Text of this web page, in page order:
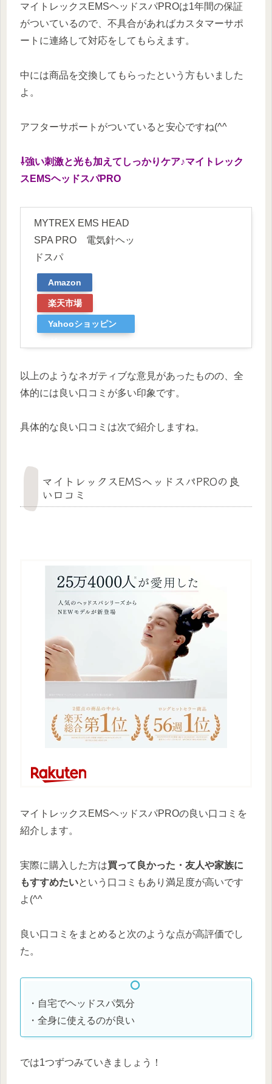
マイトレックスEMSヘッドスパPROは1年間の保証
がついているので、不具合があればカスタマーサポ
ートに連絡して対応をしてもらえます。
中には商品を交換してもらったという方もいました
よ。
アフターサポートがついていると安心ですね(^^
⇩強い刺激と光も加えてしっかりケア♪マイトレック
スEMSヘッドスパPRO
MYTREX EMS HEAD
SPA PRO 電気針ヘッ
ドスパ
Amazon
楽天市場
Yahooショッピン
以上のようなネガティブな意見があったものの、全
体的には良い口コミが多い印象です。
具体的な良い口コミは次で紹介しますね。
マイトレックスEMSヘッドスパPROの良
い口コミ
マイトレックスEMSヘッドスパPROの良い口コミを
紹介します。
実際に購入した方は買って良かった・友人や家族に
もすすめたいという口コミもあり満足度が高いです
よ(^^
良い口コミをまとめると次のような点が高評価でし
た。
・自宅でヘッドスパ気分
・全身に使えるのが良い
では1つずつみていきましょう！